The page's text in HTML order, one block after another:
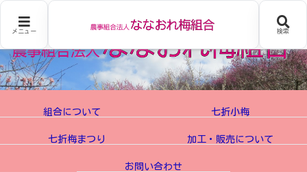
組合について 七折小梅
七折梅まつり 加工・販売について
お問い合わせ
メニュー 検索